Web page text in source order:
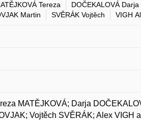
Tereza DOČEKALOVÁ Darja
Martin SVĚRÁK Vojtěch VIGH
MATĚJKOVÁ; Darja
Vojtěch SVĚRÁK; Alex VIGH